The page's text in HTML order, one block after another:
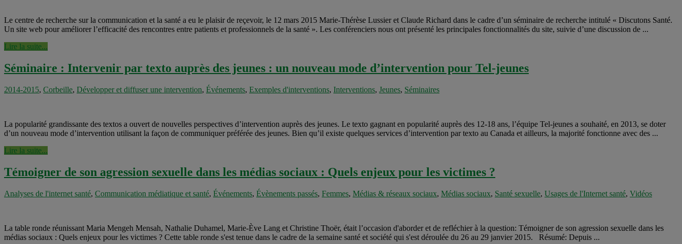
Le centre de recherche sur la communication et la santé a eu le plaisir de reçevoir, le 12 mars 2015 Marie-Thérèse Lussier et Claude Richard dans le cadre d’un séminaire de recherche intitulé « Discutons Santé.
Un site web pour améliorer l’efficacité des rencontres entre patients et professionnels de la santé ». Les conférenciers nous ont présenté les principales fonctionnalités du site, suivie d’une discussion de ...
Lire la suite...
Séminaire : Intervenir par texto auprès des jeunes : un nouveau mode d’intervention pour Tel-jeunes
2014-2015, Corbeille, Développer et diffuser une intervention, Événements, Exemples d'interventions, Interventions, Jeunes, Séminaires
La popularité grandissante des textos a ouvert de nouvelles perspectives d’intervention auprès des jeunes. Le texto gagnant en popularité auprès des 12-18 ans, l’équipe Tel-jeunes a souhaité, en 2013, se doter
d’un nouveau mode d’intervention utilisant la façon de communiquer préférée des jeunes. Bien qu’il existe quelques services d’intervention par texto au Canada et ailleurs, la majorité fonctionne avec des ...
Lire la suite...
Témoigner de son agression sexuelle dans les médias sociaux : Quels enjeux pour les victimes ?
Analyses de l'internet santé, Communication médiatique et santé, Événements, Évènements passés, Femmes, Médias & réseaux sociaux, Médias sociaux, Santé sexuelle, Usages de l'Internet santé, Vidéos
La table ronde réunissant Maria Mengeh Mensah, Nathalie Duhamel, Marie-Ève Lang et Christine Thoër, était l’occasion d'aborder et de refléchier à la question: Témoigner de son agression sexuelle dans les
médias sociaux : Quels enjeux pour les victimes ? Cette table ronde s'est tenue dans le cadre de la semaine santé et société qui s'est déroulée du 26 au 29 janvier 2015. Résumé: Depuis ...